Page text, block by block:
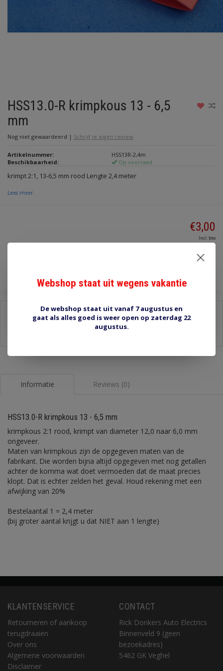
HSS13.0-R krimpkous 13 - 6,5
mm
Nog niet gewaardeerd | Schrijf je eigen review
Artikelnummer:
HSS13R-2,4m
Beschikbaarheid:
Op voorraad
krimpt 2:1, 13-6,5 mm rood Lengte 2,4 meter
Lees meer
€3,00
Incl. btw
Informatie Reviews (0)
HSS13.0-R krimpkous 13 - 6,5 mm
krimpkous 2:1 rood, krimpt van diameter 12,0 naar 6,0 mm
ongeveer.
Maten van krimpkous zijn de opgegeven maten van de
fabrikant. Die worden bijna altijd opgegeven met nog getallen
achter de komma wat doet vermoeden dat de maat precies
klopt. Dat is echter zelden het geval. Houd rekening met een
afwijking van 20%
Bestelaantal 1 = 2,4 meter
(bij groter aantal krijgt u dat NIET aan 1 lengte)
KLANTENSERVICE
Retourneren of aankoop
terugdraaien
Over ons
Algemene voorwaarden
Disclaimer
CONTACT
Rick Donkers Auto Electrics
Binnenveld 9 (geen
bezoekadres)
5462 GK Veghel
Webshop staat uit wegens vakantie
De webshop staat uit vanaf 7 augustus en
gaat als alles goed is weer open op zaterdag 22
augustus.